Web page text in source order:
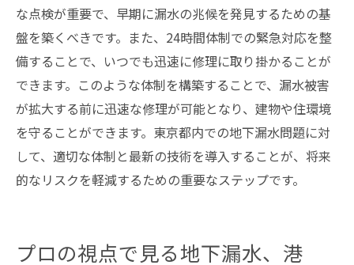
な点検が重要で、早期に漏水の兆候を発見するための基
盤を築くべきです。また、24時間体制での緊急対応を整
備することで、いつでも迅速に修理に取り掛かることが
できます。このような体制を構築することで、漏水被害
が拡大する前に迅速な修理が可能となり、建物や住環境
を守ることができます。東京都内での地下漏水問題に対
して、適切な体制と最新の技術を導入することが、将来
的なリスクを軽減するための重要なステップです。
プロの視点で見る地下漏水、港